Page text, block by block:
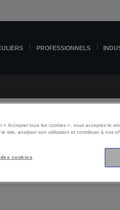
PROFESSIONNELS
Epson
« Accepter tous les cookies », vous acceptez le
site, analyser son utilisation et contribuer à nos
cookies